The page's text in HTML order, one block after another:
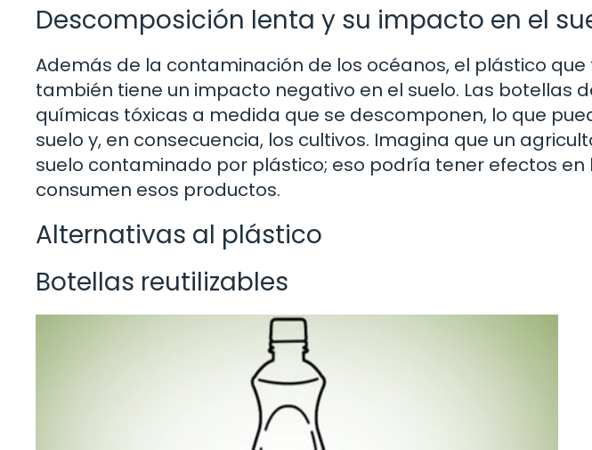
Descomposición lenta y su impacto en el
Además de la contaminación de los océanos, el plástico
también tiene un impacto negativo en el suelo. Las botellas
químicas tóxicas a medida que se descomponen, lo que
suelo y, en consecuencia, los cultivos. Imagina que un
suelo contaminado por plástico; eso podría tener efectos
consumen esos productos.
Alternativas al plástico
Botellas reutilizables